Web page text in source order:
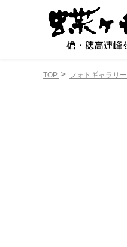
TOP フォトギャラリー